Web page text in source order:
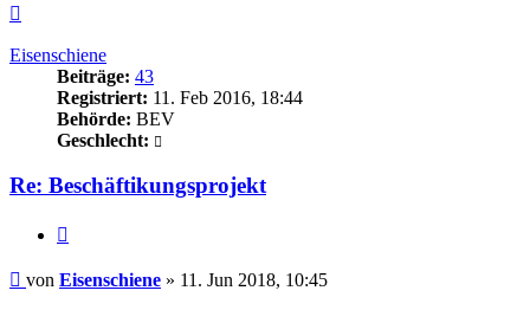
Eisenschiene
Beiträge: 43
Registriert: 11. Feb 2016, 18:44
Behörde: BEV
Geschlecht:
Re: Beschäftikungsprojekt
Beitrag
von Eisenschiene » 11. Jun 2018, 10:45